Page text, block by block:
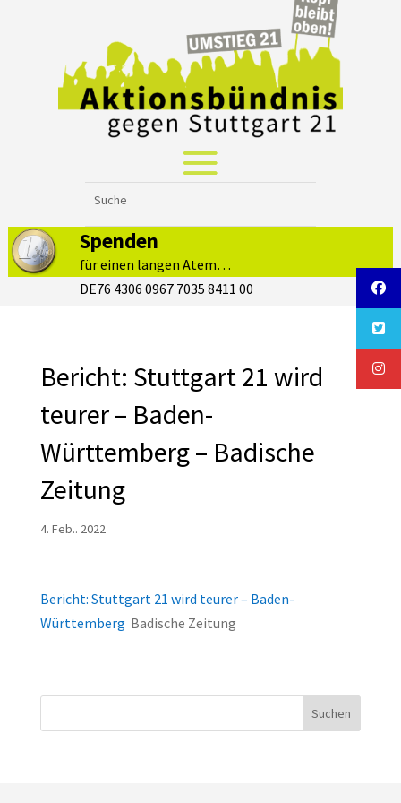
Spenden
für einen langen Atem…
DE76 4306 0967 7035 8411 00
Bericht: Stuttgart 21 wird
teurer – Baden-
Württemberg – Badische
Zeitung
4. Feb.. 2022
Bericht: Stuttgart 21 wird teurer – Baden-
Württemberg Badische Zeitung
Suchen